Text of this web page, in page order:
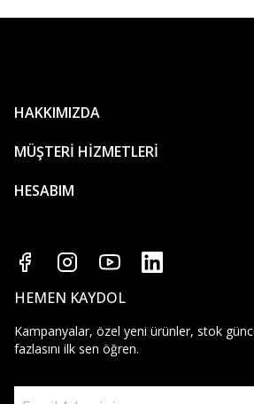
HAKKIMIZDA
MÜŞTERİ HİZMETLERİ
HESABIM
HEMEN KAYDOL
Kampanyalar, özel yeni ürünler, stok
fazlasını ilk sen öğren.